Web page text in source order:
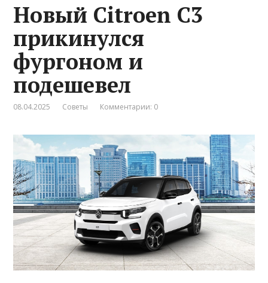
Новый Citroen C3
прикинулся
фургоном и
подешевел
08.04.2025 Советы Комментарии: 0